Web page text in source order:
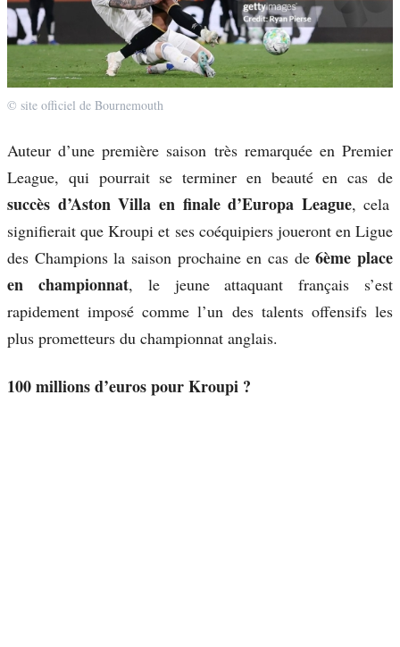
© site officiel de Bournemouth
Auteur d’une première saison très remarquée en Premier
League, qui pourrait se terminer en beauté en cas de
succès d’Aston Villa en finale d’Europa League, cela
signifierait que Kroupi et ses coéquipiers joueront en Ligue
des Champions la saison prochaine en cas de6ème place
en championnat, le jeune attaquant français s’est
rapidement imposé comme l’un des talents offensifs les
plus prometteurs du championnat anglais.
100 millions d’euros pour Kroupi ?